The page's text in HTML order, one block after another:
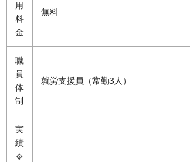
用
料
金
無料
職
員
体
制
就労支援員（常勤3人）
実
績
令